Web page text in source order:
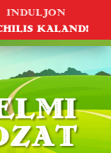
INDULJON
KALAND!